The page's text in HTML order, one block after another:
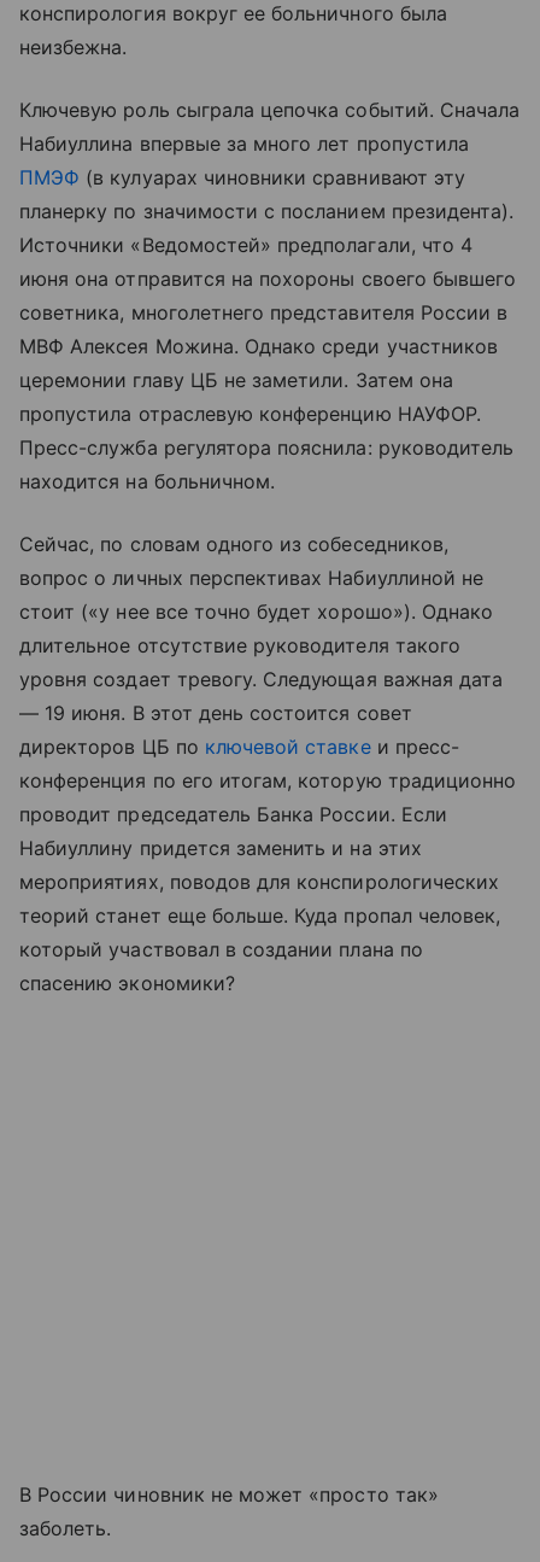
конспирология вокруг ее больничного была
неизбежна.
Ключевую роль сыграла цепочка событий. Сначала
Набиуллина впервые за много лет пропустила
ПМЭФ (в кулуарах чиновники сравнивают эту
планерку по значимости с посланием президента).
Источники «Ведомостей» предполагали, что 4
июня она отправится на похороны своего бывшего
советника, многолетнего представителя России в
МВФ Алексея Можина. Однако среди участников
церемонии главу ЦБ не заметили. Затем она
пропустила отраслевую конференцию НАУФОР.
Пресс-служба регулятора пояснила: руководитель
находится на больничном.
Сейчас, по словам одного из собеседников,
вопрос о личных перспективах Набиуллиной не
стоит («у нее все точно будет хорошо»). Однако
длительное отсутствие руководителя такого
уровня создает тревогу. Следующая важная дата
— 19 июня. В этот день состоится совет
директоров ЦБ по ключевой ставкеи пресс-
конференция по его итогам, которую традиционно
проводит председатель Банка России. Если
Набиуллину придется заменить и на этих
мероприятиях, поводов для конспирологических
теорий станет еще больше. Куда пропал человек,
который участвовал в создании плана по
спасению экономики?
В России чиновник не может «просто так»
заболеть.